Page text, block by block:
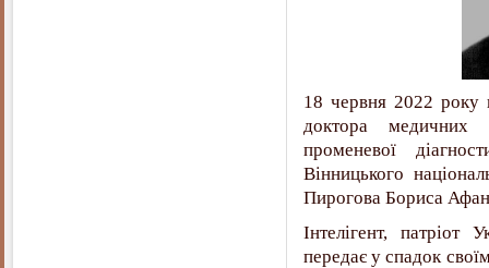
18 червня 2022 року
доктора медичних
променевої
Вінницького
Пирогова Бориса
Інтелігент, патріот
передає у спадок